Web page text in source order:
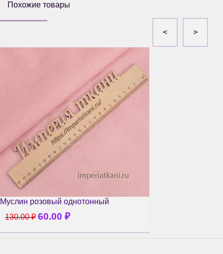
Похожие товары
Муслин розовый однотонный
130.00₽ 60.00 ₽